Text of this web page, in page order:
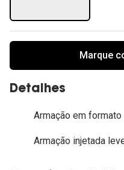
Marque
Detalhes
Armação em
Armação injetada